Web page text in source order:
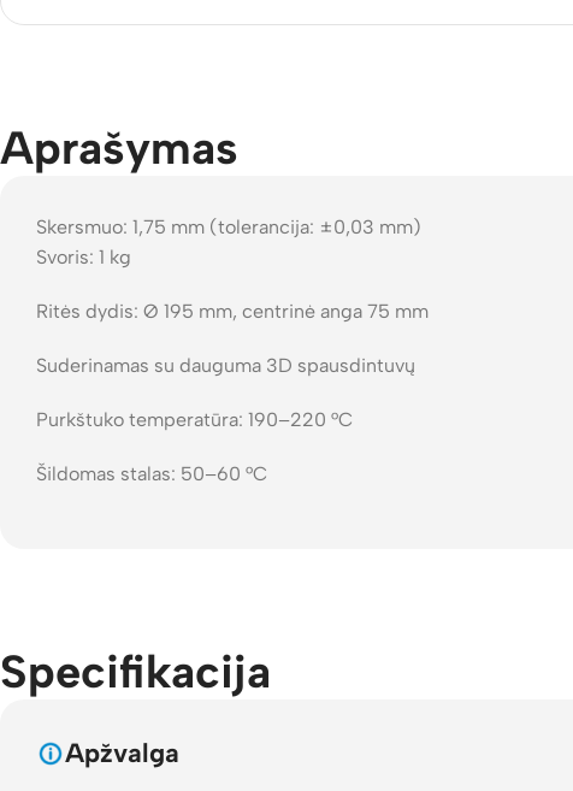
Aprašymas
Skersmuo: 1,75 mm (tolerancija: ±0,03 mm)
Svoris: 1 kg
Ritės dydis: Ø 195 mm, centrinė anga 75 mm
Suderinamas su dauguma 3D spausdintuvų
Purkštuko temperatūra: 190–220 °C
Šildomas stalas: 50–60 °C
Specifikacija
Apžvalga